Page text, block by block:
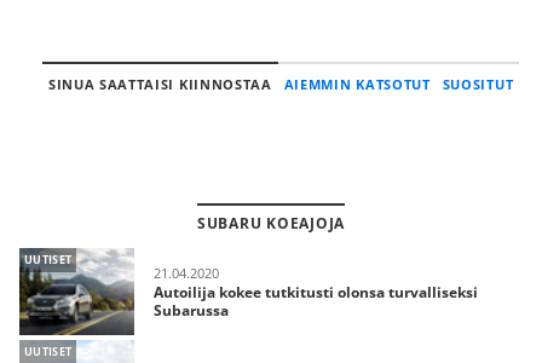
SINUA SAATTAISI KIINNOSTAA AIEMMIN KATSOTUT SUOSITUT
SUBARU KOEAJOJA
UUTISET
21.04.2020
Autoilija kokee tutkitusti olonsa turvalliseksi
Subarussa
UUTISET